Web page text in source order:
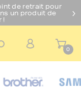
de retrait pour
un produit de
!
0